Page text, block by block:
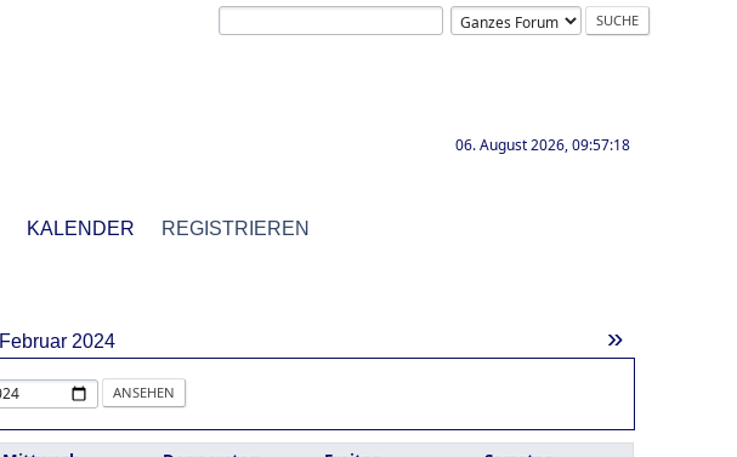
06. August 2026, 09:57:18
KALENDER REGISTRIEREN
»
Februar 2024